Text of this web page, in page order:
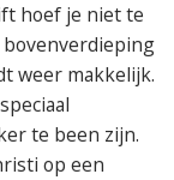
hoef je niet te
weer makkelijk.
te been zijn.
op een